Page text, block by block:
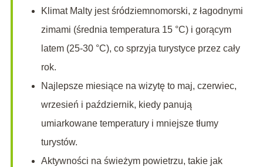
Klimat Malty jest śródziemnomorski, z łagodnymi
zimami (średnia temperatura 15 °C) i gorącym
latem (25-30 °C), co sprzyja turystyce przez cały
rok.
Najlepsze miesiące na wizytę to maj, czerwiec,
wrzesień i październik, kiedy panują
umiarkowane temperatury i mniejsze tłumy
turystów.
Aktywności na świeżym powietrzu, takie jak